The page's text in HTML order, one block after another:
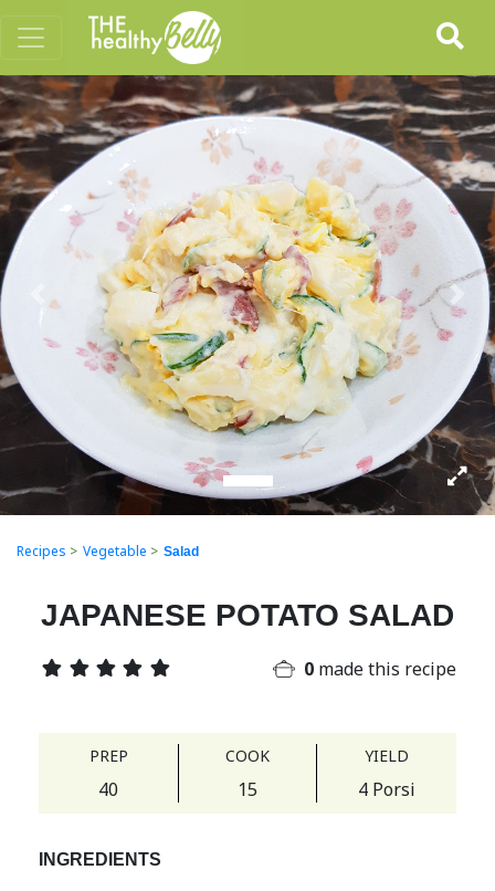
Previous Next
Recipes > Vegetable > Salad
JAPANESE POTATO SALAD
0 made this recipe
PREP
40
COOK
15
YIELD
4 Porsi
INGREDIENTS